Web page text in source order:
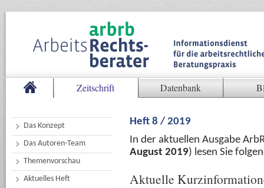
Zeitschrift Datenbank
Das Konzept
Das Autoren-Team
Themenvorschau
Aktuelles Heft
Heft 8 / 2019
In der aktuellen Ausgabe
August 2019) lesen Sie
Aktuelle